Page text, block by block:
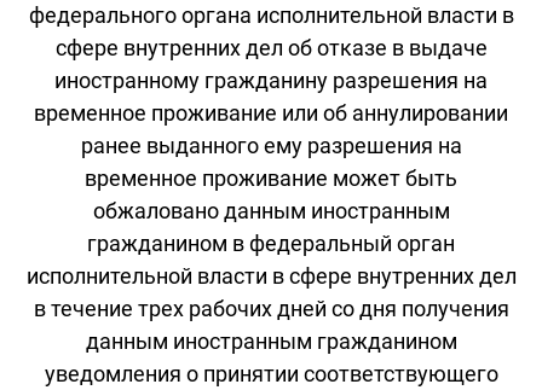
федерального органа исполнительной власти в
сфере внутренних дел об отказе в выдаче
иностранному гражданину разрешения на
временное проживание или об аннулировании
ранее выданного ему разрешения на
временное проживание может быть
обжаловано данным иностранным
гражданином в федеральный орган
исполнительной власти в сфере внутренних дел
в течение трех рабочих дней со дня получения
данным иностранным гражданином
уведомления о принятии соответствующего